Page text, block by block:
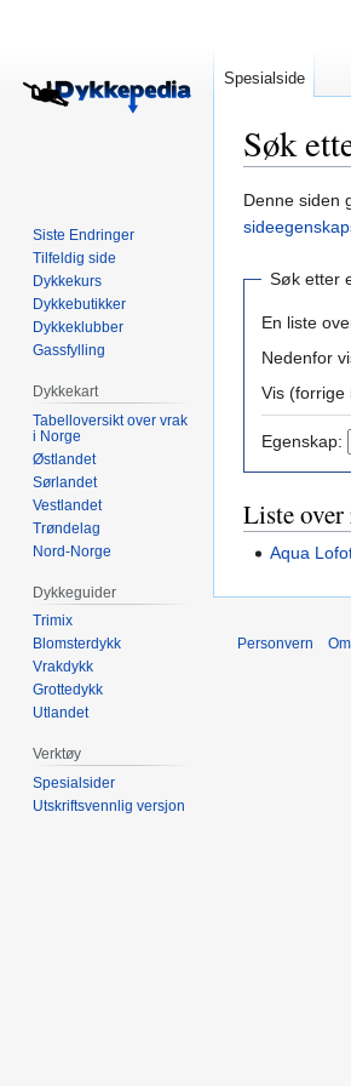
Søk
Hopp
til
Hopp
til
Denne siden
Søk etter
En liste
Nedenfor
Vis (forrige
Egenskap:
Liste over
Aqua
Spesialside
Siste Endringer
Tilfeldig side
Dykkekurs
Dykkebutikker
Dykkeklubber
Gassfylling
Dykkekart
Tabelloversikt over vrak
i Norge
Østlandet
Sørlandet
Vestlandet
Trøndelag
Nord-Norge
Dykkeguider
Trimix
Blomsterdykk
Vrakdykk
Grottedykk
Utlandet
Verktøy
Spesialsider
Utskriftsvennlig versjon
Personvern